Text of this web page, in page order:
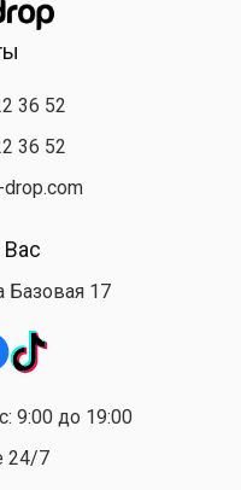
36 52
36 52
Базовая 17
9:00 до 19:00
24/7